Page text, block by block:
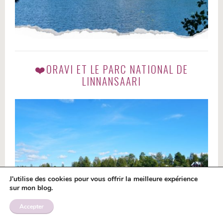
❤️ORAVI ET LE PARC NATIONAL DE
LINNANSAARI
J'utilise des cookies pour vous offrir la meilleure expérience
sur mon blog.
Accepter